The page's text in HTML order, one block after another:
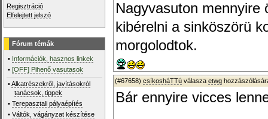
Regisztráció
Elfelejtett jelszó
Fórum témák
• Információk, hasznos linkek
•[OFF] Pihenő vasutasok
•Alkatrészekről, javításokról
tanácsok, tippek
•Terepasztali pályaépítés
•Váltók, vágányzat készítése
Nagyvasuton mennyire
kibérelni a sinköszörü
morgolodtok.
(#67658) csíkosháTTú válasza etwg
Bár ennyire vicces